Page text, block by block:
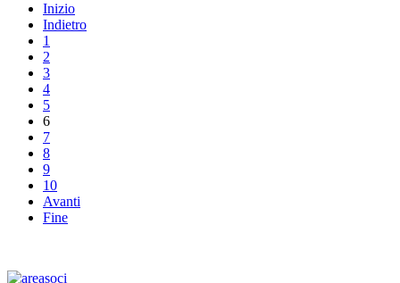
Inizio
Indietro
1
2
3
4
5
6
7
8
9
10
Avanti
Fine